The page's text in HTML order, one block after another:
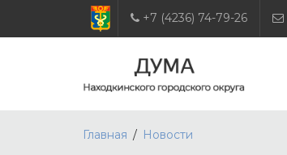
+7 (4236) 74-79-26
Главная Новости